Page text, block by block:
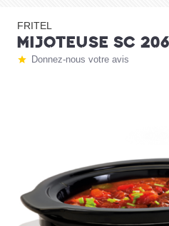
FRITEL
MIJOTEUSE SC
Donnez-nous votre avis